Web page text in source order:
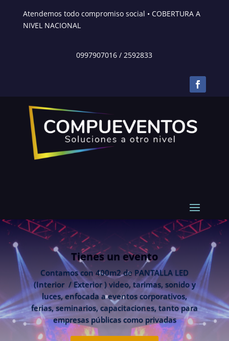
Atendemos todo compromiso social • COBERTURA A
NIVEL NACIONAL
0997907016 /2592833
Tienes un evento
Contamos con 400m2 de PANTALLA LED
(Interior / Exterior ) video, tarimas, sonido y
luces, enfocada a eventos corporativos,
ferias, seminarios, capacitaciones, tanto para
empresas públicas como privadas